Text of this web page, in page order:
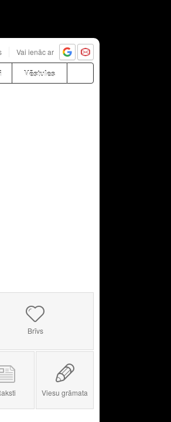
Vai ienāc ar
Vēstules
Brīvs
Viesu grāmata